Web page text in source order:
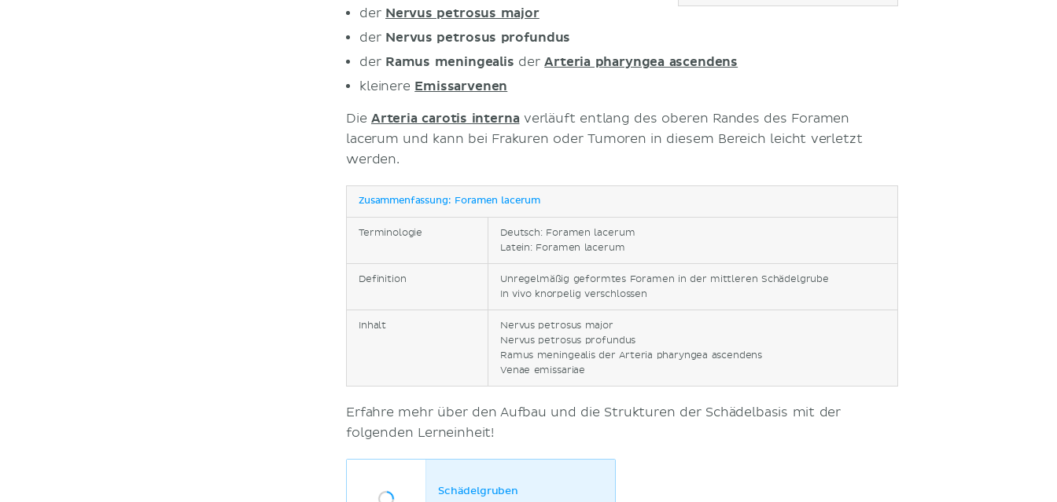
der Nervus petrosus major
der Nervus petrosus profundus
der Ramus meningealis derArteria pharyngea ascendens
kleinere Emissarvenen
Die Arteria carotis interna verläuft entlang des oberen Randes des Foramen
lacerum und kann bei Frakuren oder Tumoren in diesem Bereich leicht verletzt
werden.
Zusammenfassung: Foramen lacerum
Terminologie
Deutsch: Foramen lacerum
Latein: Foramen lacerum
Definition
Unregelmäßig geformtes Foramen in der mittleren Schädelgrube
In vivo knorpelig verschlossen
Inhalt
Nervus petrosus major
Nervus petrosus profundus
Ramus meningealis der Arteria pharyngea ascendens
Venae emissariae
Erfahre mehr über den Aufbau und die Strukturen der Schädelbasis mit der
folgenden Lerneinheit!
Schädelgruben